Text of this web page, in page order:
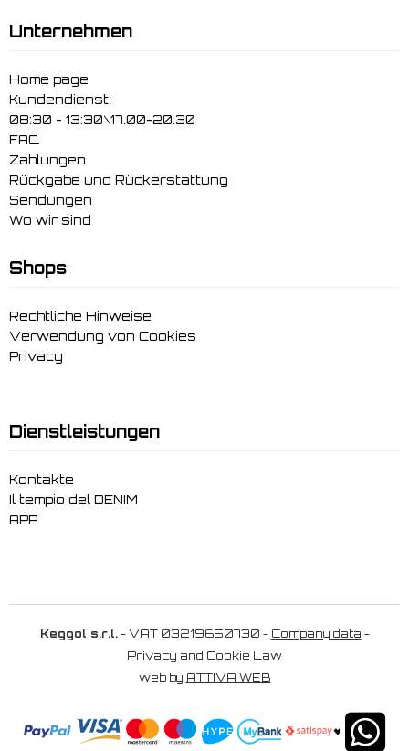
Unternehmen
Home page
Kundendienst:
08:30 - 13:30\17.00-20.30
FAQ
Zahlungen
Rückgabe und Rückerstattung
Sendungen
Wo wir sind
Shops
Rechtliche Hinweise
Verwendung von Cookies
Privacy
Dienstleistungen
Kontakte
Il tempio del DENIM
APP
Keggol s.r.l.- VAT 03219650730 - Company data -
Privacy and Cookie Law
web by ATTIVA WEB